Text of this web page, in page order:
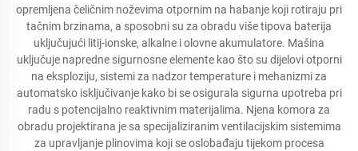
opremljena čeličnim noževima otpornim na habanje koji rotiraju pri
tačnim brzinama, a sposobni su za obradu više tipova baterija
uključujući litij-ionske, alkalne i olovne akumulatore. Mašina
uključuje napredne sigurnosne elemente kao što su dijelovi otporni
na eksploziju, sistemi za nadzor temperature i mehanizmi za
automatsko isključivanje kako bi se osigurala sigurna upotreba pri
radu s potencijalno reaktivnim materijalima. Njena komora za
obradu projektirana je sa specijaliziranim ventilacijskim sistemima
za upravljanje plinovima koji se oslobađaju tijekom procesa